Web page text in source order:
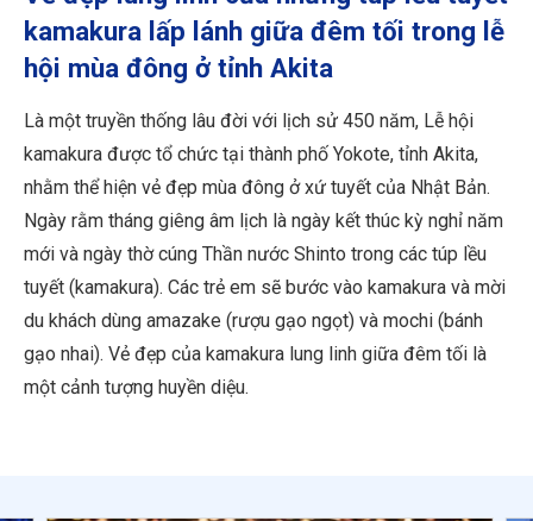
Đóng
kamakura lấp lánh giữa đêm tối trong lễ
hội mùa đông ở tỉnh Akita
Là một truyền thống lâu đời với lịch sử 450 năm, Lễ hội
kamakura được tổ chức tại thành phố Yokote, tỉnh Akita,
nhằm thể hiện vẻ đẹp mùa đông ở xứ tuyết của Nhật Bản.
Ngày rằm tháng giêng âm lịch là ngày kết thúc kỳ nghỉ năm
mới và ngày thờ cúng Thần nước Shinto trong các túp lều
tuyết (kamakura). Các trẻ em sẽ bước vào kamakura và mời
du khách dùng amazake (rượu gạo ngọt) và mochi (bánh
gạo nhai). Vẻ đẹp của kamakura lung linh giữa đêm tối là
một cảnh tượng huyền diệu.